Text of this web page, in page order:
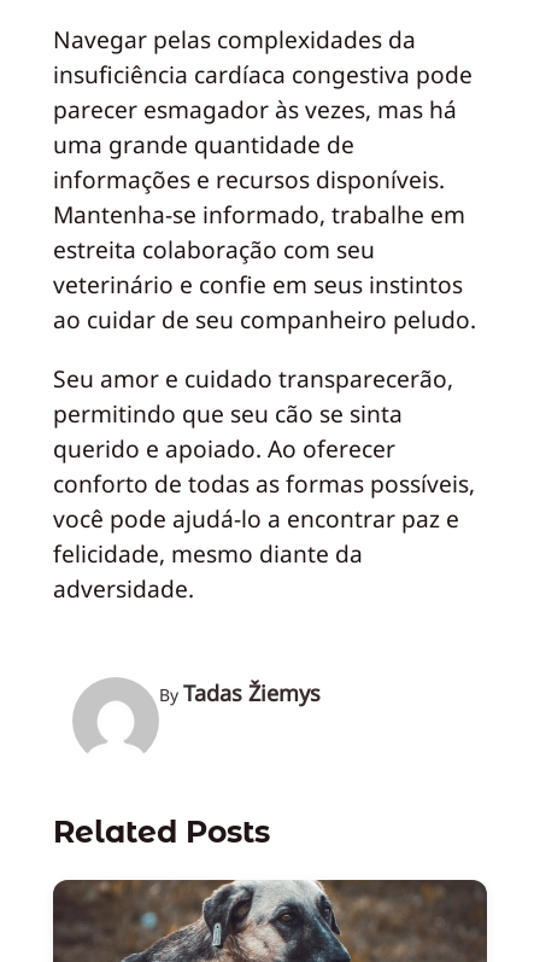
Navegar pelas complexidades da
insuficiência cardíaca congestiva pode
parecer esmagador às vezes, mas há
uma grande quantidade de
informações e recursos disponíveis.
Mantenha-se informado, trabalhe em
estreita colaboração com seu
veterinário e confie em seus instintos
ao cuidar de seu companheiro peludo.
Seu amor e cuidado transparecerão,
permitindo que seu cão se sinta
querido e apoiado. Ao oferecer
conforto de todas as formas possíveis,
você pode ajudá-lo a encontrar paz e
felicidade, mesmo diante da
adversidade.
By Tadas Žiemys
Related Posts